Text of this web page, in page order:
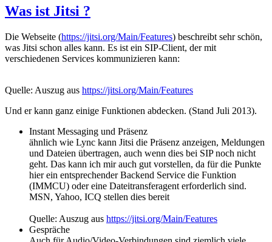
Was ist Jitsi ?
Die Webseite (https://jitsi.org/Main/Features) beschreibt sehr schön,
was Jitsi schon alles kann. Es ist ein SIP-Client, der mit
verschiedenen Services kommunizieren kann:
Quelle: Auszug aus https://jitsi.org/Main/Features
Und er kann ganz einige Funktionen abdecken. (Stand Juli 2013).
Instant Messaging und Präsenz
ähnlich wie Lync kann Jitsi die Präsenz anzeigen, Meldungen
und Dateien übertragen, auch wenn dies bei SIP noch nicht
geht. Das kann ich mir auch gut vorstellen, da für die Punkte
hier ein entsprechender Backend Service die Funktion
(IMMCU) oder eine Dateitransferagent erforderlich sind.
MSN, Yahoo, ICQ stellen dies bereit
Quelle: Auszug aus https://jitsi.org/Main/Features
Gespräche